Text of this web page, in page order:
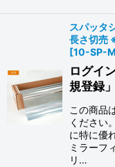
スパッタ
長さ切売
[10-SP-
ログイ
規登録」
この商品
ください
に特に優
ミラーフ
リ…